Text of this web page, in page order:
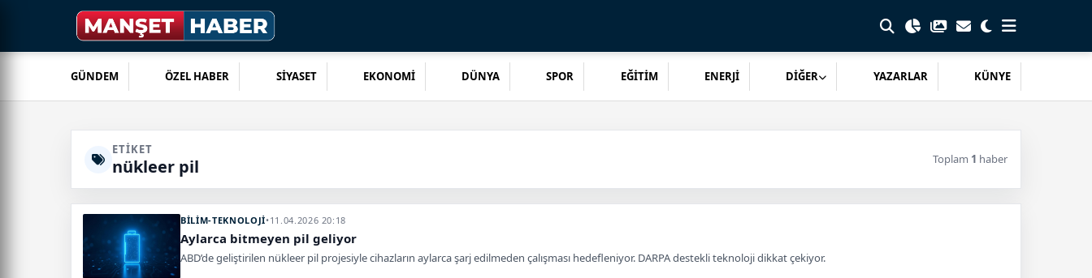
GÜNDEM ÖZEL HABER SİYASET EKONOMİ DÜNYA SPOR EĞİTİM ENERJİ DİĞER YAZARLAR KÜNYE
ETIKET
nükleer pil Toplam 1 haber
BİLİM-TEKNOLOJİ•11.04.2026 20:18
Aylarca bitmeyen pil geliyor
ABD’de geliştirilen nükleer pil projesiyle cihazların aylarca şarj edilmeden çalışması hedefleniyor. DARPA destekli teknoloji dikkat çekiyor.